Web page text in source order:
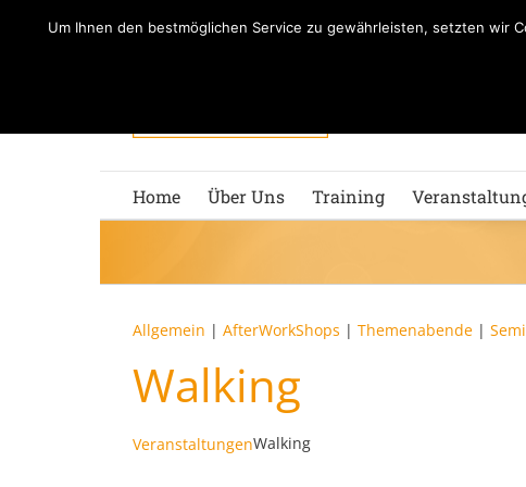
Home Über Uns Training
Allgemein | AfterWorkShops | Themenabende |
Walking
VeranstaltungenWalking
Um Ihnen den bestmöglichen Service zu gewährleisten, setzten wir